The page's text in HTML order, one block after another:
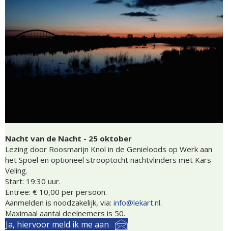
Nacht van de Nacht - 25 oktober
Lezing door Roosmarijn Knol in de Genieloods op Werk aan
het Spoel en optioneel strooptocht nachtvlinders met Kars
Veling.
Start: 19:30 uur.
Entree: € 10,00 per persoon.
Aanmelden is noodzakelijk, via: info@lekart.nl.
Maximaal aantal deelnemers is 50.
Ja, hiervoor meld ik me aan